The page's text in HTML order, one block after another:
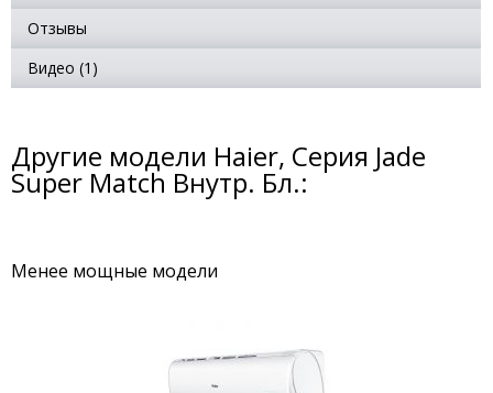
Отзывы
Видео (1)
Другие модели Haier, Серия Jade
Super Match Внутр. Бл.:
Менее мощные модели